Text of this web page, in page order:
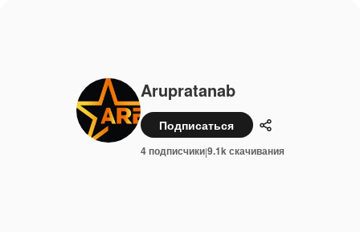
Arupratanab
Подписаться Поделиться
4 подписчики|9.1k скачивания